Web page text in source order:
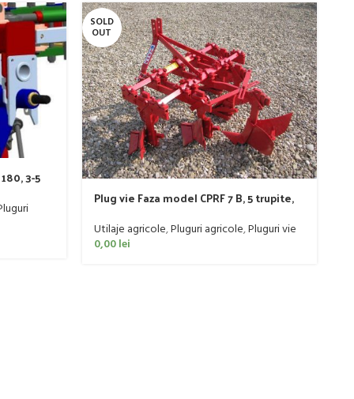
3-5
SOLD
OUT
Plug vie Faza model CPRF 7 B, 5 trupite,
Utilaje agricole,Pluguri agricole,Pluguri vie
0,00lei